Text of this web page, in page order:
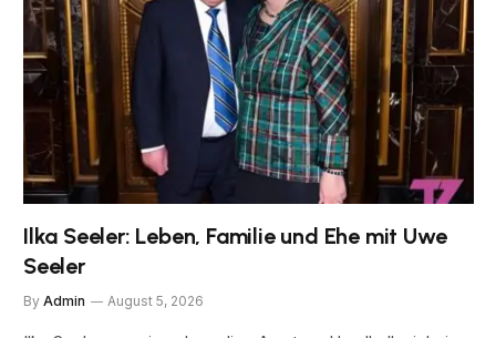
Ilka Seeler: Leben, Familie und Ehe mit Uwe
Seeler
By Admin August 5, 2026